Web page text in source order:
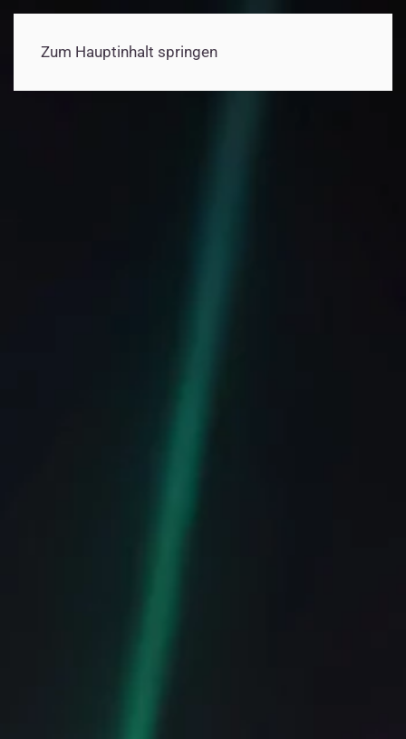
Zum Hauptinhalt springen